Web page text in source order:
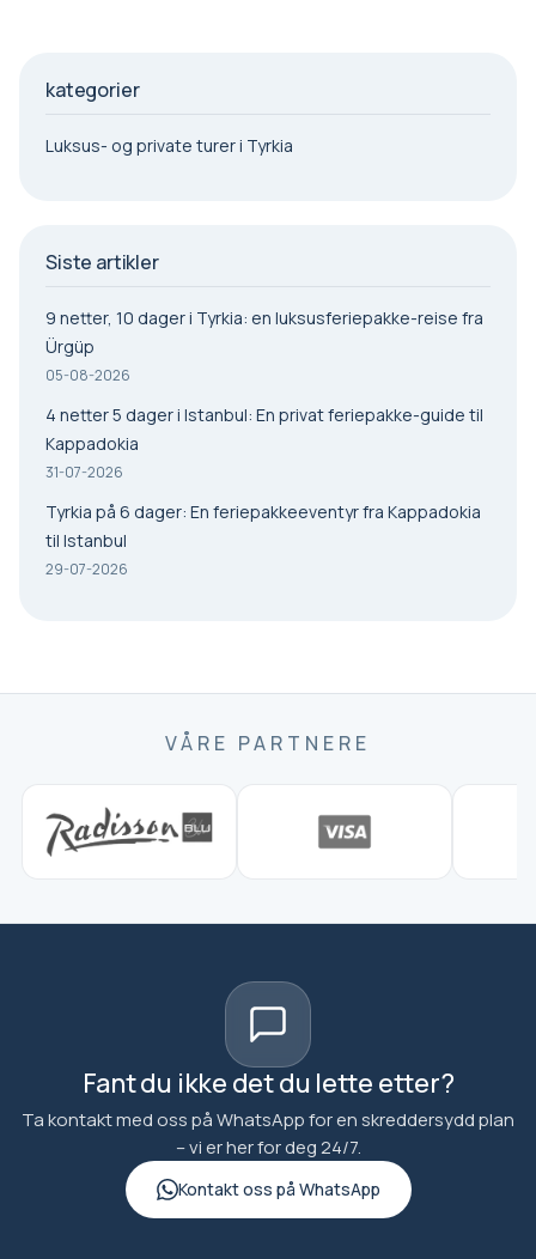
kategorier
Luksus- og private turer i Tyrkia
Siste artikler
9 netter, 10 dager i Tyrkia: en luksusferiepakke-reise fra
Ürgüp
05-08-2026
4 netter 5 dager i Istanbul: En privat feriepakke-guide til
Kappadokia
31-07-2026
Tyrkia på 6 dager: En feriepakkeeventyr fra Kappadokia
til Istanbul
29-07-2026
VÅRE PARTNERE
Fant du ikke det du lette etter?
Ta kontakt med oss på WhatsApp for en skreddersydd plan
– vi er her for deg 24/7.
Kontakt oss på WhatsApp